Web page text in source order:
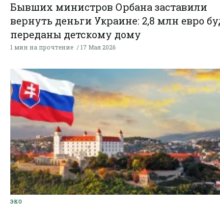
Бывших министров Орбана заставили
вернуть деньги Украине: 2,8 млн евро
переданы детскому дому
1 мин на прочтение 17 Мая 2026
ЭКО